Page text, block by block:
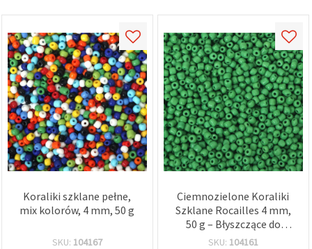
Koraliki szklane pełne,
mix kolorów, 4 mm, 50 g
SKU: 104167
Ciemnozielone Koraliki
Szklane Rocailles 4 mm,
50 g – Błyszczące do
biżuterii, beadingu i
SKU: 104161